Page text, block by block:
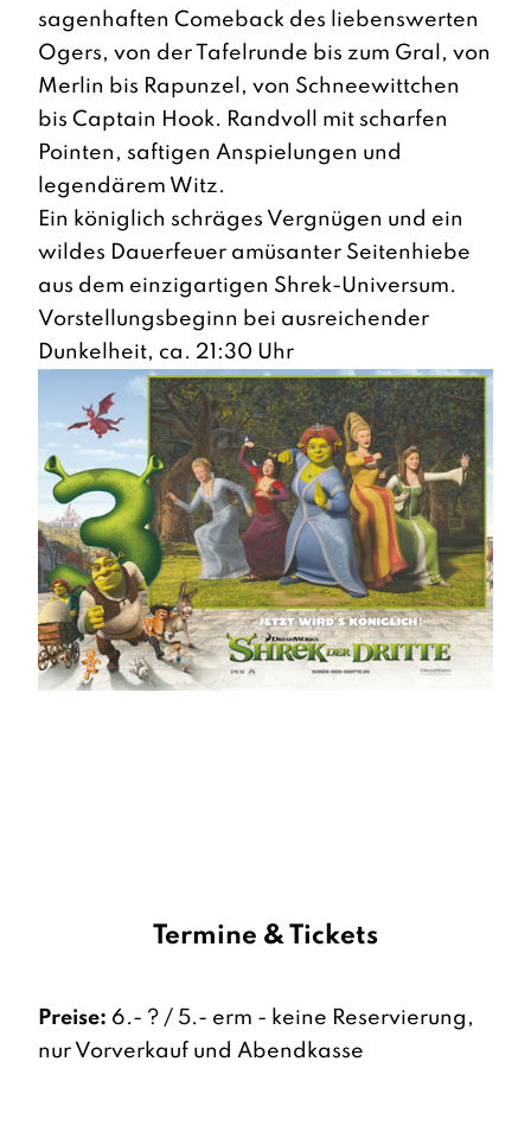
sagenhaften Comeback des liebenswerten
Ogers, von der Tafelrunde bis zum Gral, von
Merlin bis Rapunzel, von Schneewittchen
bis Captain Hook. Randvoll mit scharfen
Pointen, saftigen Anspielungen und
legendärem Witz.
Ein königlich schräges Vergnügen und ein
wildes Dauerfeuer amüsanter Seitenhiebe
aus dem einzigartigen Shrek-Universum.
Vorstellungsbeginn bei ausreichender
Dunkelheit, ca. 21:30 Uhr
Termine & Tickets
Preise: 6.- ? / 5.- erm - keine Reservierung,
nur Vorverkauf und Abendkasse